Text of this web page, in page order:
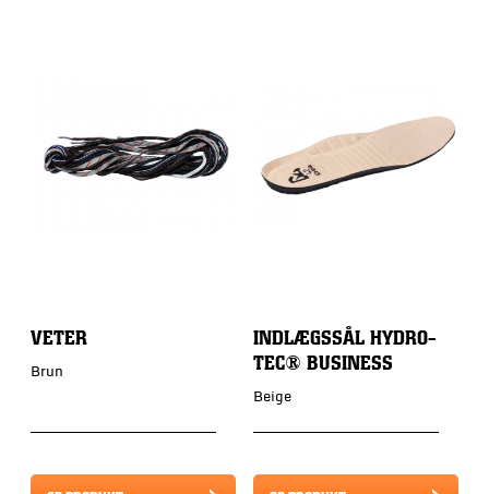
VETER
Brun
INDLÆGSSÅL HYDRO-
TEC® BUSINESS
Beige